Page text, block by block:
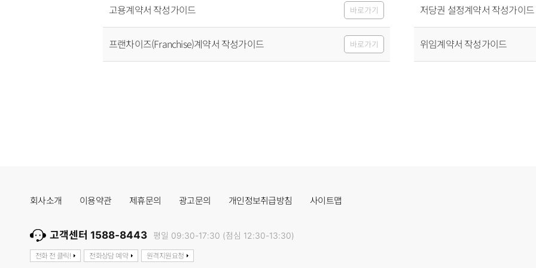
고용계약서 작성가이드 바로가기
프랜차이즈(Franchise)계약서 작성가이드 바로가기
저당권 설정계약서 작성가이드
위임계약서 작성가이드
회사소개 이용약관 제휴문의 광고문의 개인정보취급방침 사이트맵
고객센터 1588-8443 평일 09:30-17:30 (점심 12:30-13:30)
전화 전 클릭! 전화상담 예약 원격지원요청